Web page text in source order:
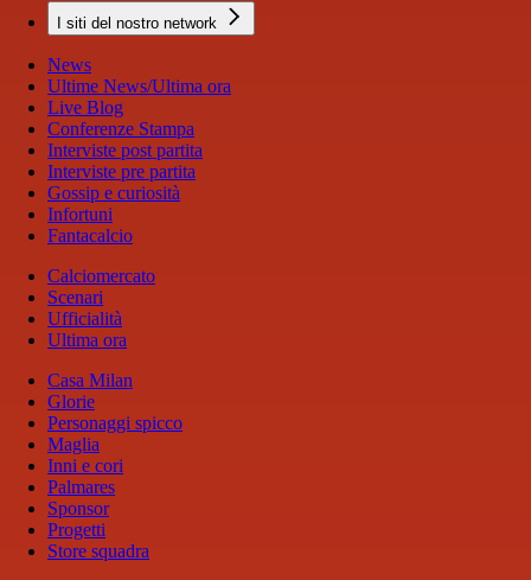
I siti del nostro network
News
Ultime News/Ultima ora
Live Blog
Conferenze Stampa
Interviste post partita
Interviste pre partita
Gossip e curiosità
Infortuni
Fantacalcio
Calciomercato
Scenari
Ufficialità
Ultima ora
Casa Milan
Glorie
Personaggi spicco
Maglia
Inni e cori
Palmares
Sponsor
Progetti
Store squadra